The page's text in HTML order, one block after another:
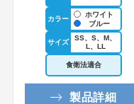
カラー
ホワイト
ブルー
サイズ
SS、S、M、
L、LL
食衛法適合
製品詳細